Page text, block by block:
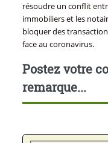
résoudre un conflit
immobiliers et les
bloquer des
face au coronavirus.
Postez votre
remarque...